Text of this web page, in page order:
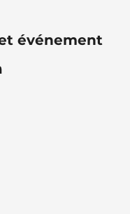
événement